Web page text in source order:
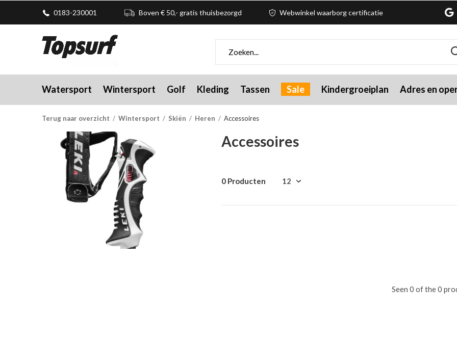
Watersport Wintersport Golf Kleding Tassen Sale Kindergroeiplan Adres en
0183-230001 Boven € 50,- gratis thuisbezorgd Webwinkel waarborg certificatie
Terug naar overzicht Wintersport Skiën Heren Accessoires
Accessoires
0 Producten
Seen 0 of the 0